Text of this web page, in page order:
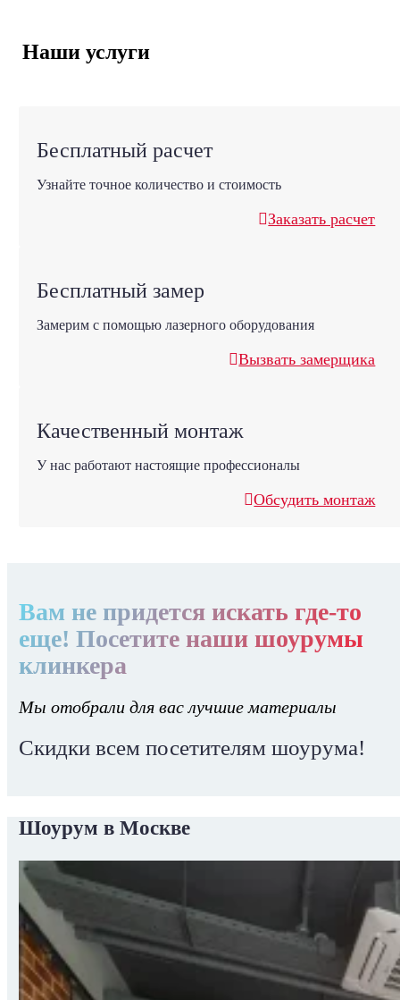
Наши услуги
Бесплатный расчет
Узнайте точное количество и стоимость
Заказать расчет
Бесплатный замер
Замерим с помощью лазерного оборудования
Вызвать замерщика
Качественный монтаж
У нас работают настоящие профессионалы
Обсудить монтаж
Вам не придется искать где-то
еще! Посетите наши шоурумы
клинкера
Мы отобрали для вас лучшие материалы
Скидки всем посетителям шоурума!
Шоурум в Москве